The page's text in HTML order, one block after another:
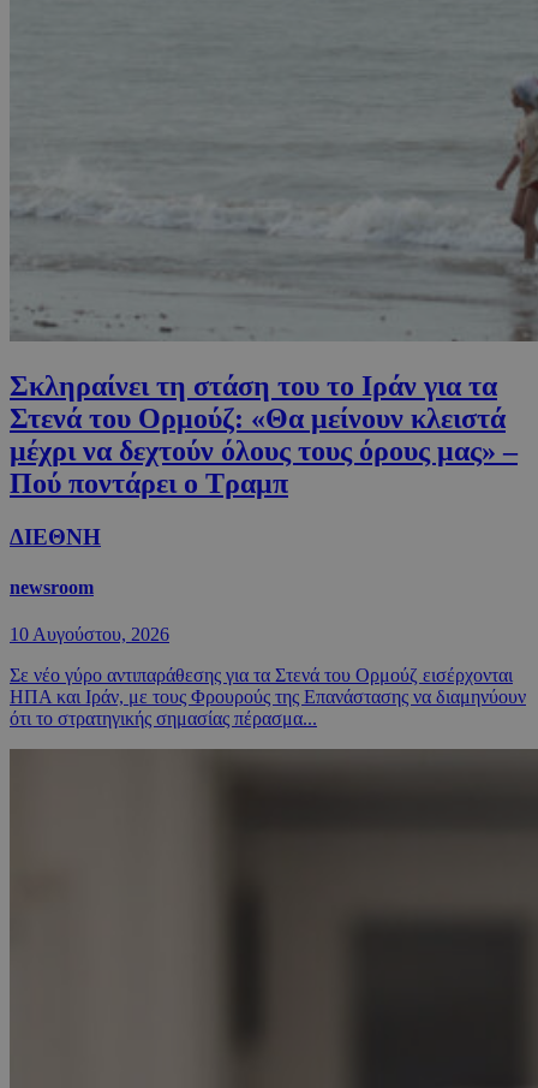
Σκληραίνει τη στάση του το Ιράν για τα
Στενά του Ορμούζ: «Θα μείνουν κλειστά
μέχρι να δεχτούν όλους τους όρους μας» –
Πού ποντάρει ο Τραμπ
ΔΙΕΘΝΗ
newsroom
10 Αυγούστου, 2026
Σε νέο γύρο αντιπαράθεσης για τα Στενά του Ορμούζ εισέρχονται
ΗΠΑ και Ιράν, με τους Φρουρούς της Επανάστασης να διαμηνύουν
ότι το στρατηγικής σημασίας πέρασμα...